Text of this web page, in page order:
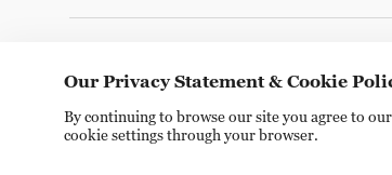
Our Privacy Statement & Cookie
By continuing to browse our site you agree to
cookie settings through your browser.